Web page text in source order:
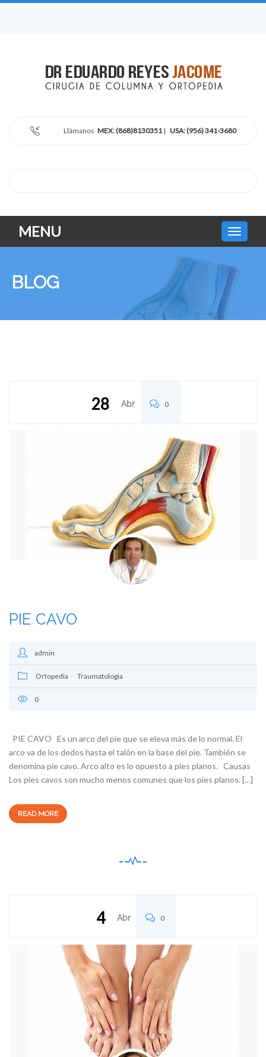
Llámanos MEX: (868)8130351| USA: (956) 341-3680
MENU
BLOG
28 Abr 0
PIE CAVO
admin
Ortopedia Traumatologia
0
PIE CAVO Es un arco del pie que se eleva más de lo normal. El
arco va de los dedos hasta el talón en la base del pie. También se
denomina pie cavo. Arco alto es lo opuesto a pies planos. Causas
Los pies cavos son mucho menos comunes que los pies planos. […]
READ MORE
4 Abr 0